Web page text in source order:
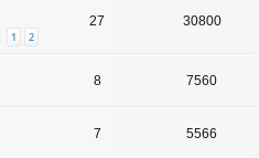
1 2
27 30800
8 7560
7 5566